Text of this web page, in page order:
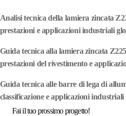
Analisi tecnica della lamiera zincata
prestazioni e applicazioni industriali
Guida tecnica alla lamiera zincata
prestazioni del rivestimento e
Guida tecnica alle barre di lega di
classificazione e applicazioni industriali
Fai il tuo prossimo progetto!